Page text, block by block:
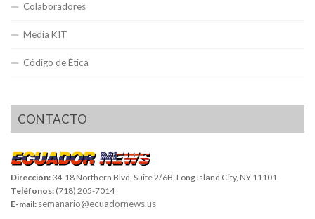
Colaboradores
Media KIT
Código de Ética
CONTACTO
Dirección: 34-18 Northern Blvd, Suite 2/6B, Long Island City, NY 11101
Teléfonos: (718) 205-7014
E-mail: semanario@ecuadornews.us